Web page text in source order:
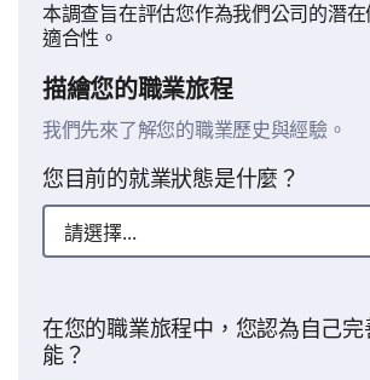
本調查旨在評估您作為我們公司的潛
適合性。
描繪您的職業旅程
我們先來了解您的職業歷史與經驗。
您目前的就業狀態是什麼？
在您的職業旅程中，您認為自己
能？